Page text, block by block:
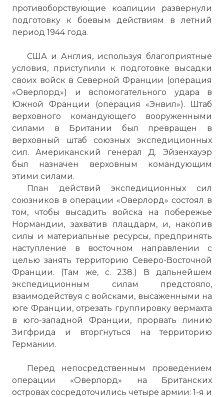
противоборствующие коалиции развернули
подготовку к боевым действиям в летний
период 1944 года.
США и Англия, используя благоприятные
условия, приступили к подготовке высадки
своих войск в Северной Франции (операция
«Оверлорд») и вспомогательного удара в
Южной Франции (операция «Энвил»). Штаб
верховного командующего вооруженными
силами в Британии был превращен в
верховный штаб союзных экспедиционных
сил. Американский генерал Д. Эйзенхауэр
был назначен верховным командующим
этими силами.
План действий экспедиционных сил
союзников в операции «Оверлорд» состоял в
том, чтобы высадить войска на побережье
Нормандии, захватив плацдарм, и, накопив
силы и материальные ресурсы, предпринять
наступление в восточном направлении с
целью занять территорию Северо-Восточной
Франции. (Там же, с. 238.) В дальнейшем
экспедиционным силам предстояло,
взаимодействуя с войсками, высаженными на
юге Франции, отрезать группировку вермахта
в юго-западной Франции, прорвать линию
Зигфрида и вторгнуться на территорию
Германии.
Перед непосредственным проведением
операции «Оверлорд» на Британских
островах сосредоточились четыре армии: 1-я и